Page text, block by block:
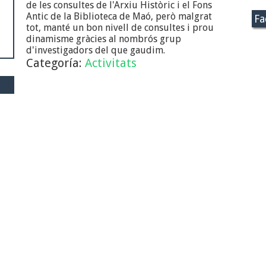
de les consultes de l'Arxiu Històric i el Fons
Antic de la Biblioteca de Maó, però malgrat
tot, manté un bon nivell de consultes i prou
dinamisme gràcies al nombrós grup
d'investigadors del que gaudim.
Categoría: Activitats